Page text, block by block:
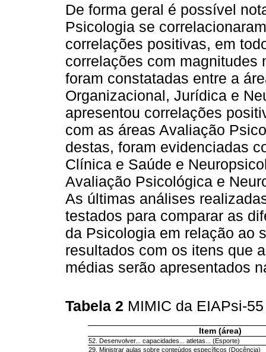
De forma geral é possível
Psicologia se
correlações positivas, em
correlações com magnitudes
foram constatadas entre a
Organizacional, Jurídica e
apresentou correlações
com as áreas Avaliação
destas, foram evidenciadas
Clínica e Saúde e
Avaliação Psicológica e
As últimas análises
testados para comparar as
da Psicologia em relação ao
resultados com os itens que
médias serão apresentados
Tabela 2 MIMIC da EIAPsi-
Item (área)
52. Desenvolver... capacidades... atletas... (Esporte)
29. Ministrar aulas sobre conteúdos específicos (Docência)